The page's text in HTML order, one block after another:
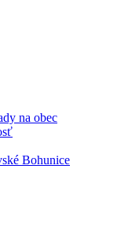
na obec
Bohunice